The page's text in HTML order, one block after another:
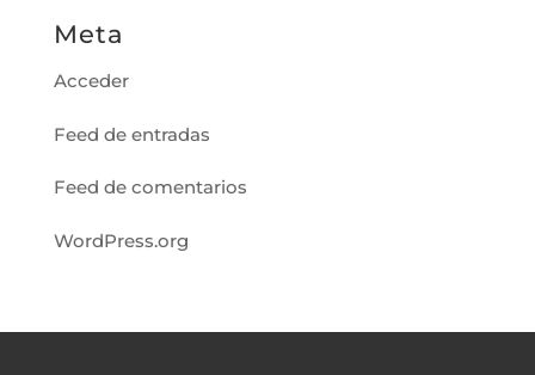
Meta
Acceder
Feed de entradas
Feed de comentarios
WordPress.org